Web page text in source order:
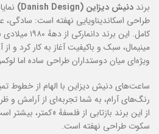
برند دنیش دیزاین (Danish Design)
طراحی اسکاندیناویایی نهفته است: سادگی،
کامل. این برند
مینیمال، سبک و باکیفیت آغاز به کار کرد و از
ویژه‌ای میان دوستداران طراحی ساده اما
ساعت‌های دنیش دیزاین با الهام از خطوط
رنگ‌های آرام، به شما تجربه‌ای از آرامش و
از این برند بازتابی از فلسفهٔ «کمتر،
سکوت طراحی نهفته است.